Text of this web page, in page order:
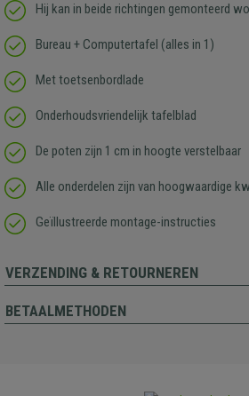
Hij kan in beide richtingen gemonteerd
Bureau + Computertafel (alles in 1)
Met toetsenbordlade
Onderhoudsvriendelijk tafelblad
De poten zijn 1 cm in hoogte verstelbaar
Alle onderdelen zijn van hoogwaardige
Geïllustreerde montage-instructies
VERZENDING & RETOURNEREN
BETAALMETHODEN